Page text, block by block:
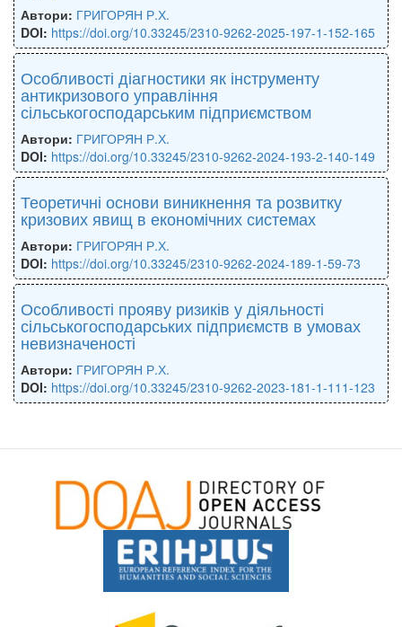
Автори: ГРИГОРЯН Р.Х.
DOI: https://doi.org/10.33245/2310-9262-2025-197-1-152-165
Особливості діагностики як інструменту
антикризового управління
сільськогосподарським підприємством
Автори: ГРИГОРЯН Р.Х.
DOI: https://doi.org/10.33245/2310-9262-2024-193-2-140-149
Теоретичні основи виникнення та розвитку
кризових явищ в економічних системах
Автори: ГРИГОРЯН Р.Х.
DOI: https://doi.org/10.33245/2310-9262-2024-189-1-59-73
Особливості прояву ризиків у діяльності
сільськогосподарських підприємств в умовах
невизначеності
Автори: ГРИГОРЯН Р.Х.
DOI: https://doi.org/10.33245/2310-9262-2023-181-1-111-123